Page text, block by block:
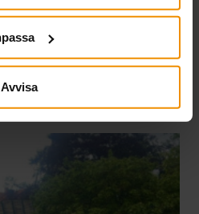
Avvisa
nya kontakter och stärka
och
relationer.